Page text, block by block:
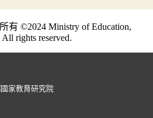
有 ©2024 Ministry of Education,
rights reserved.